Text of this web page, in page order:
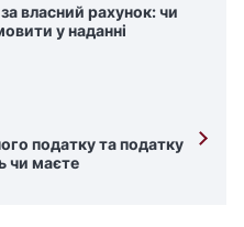
власний рахунок: чи
у наданні
податку та податку
чи маєте